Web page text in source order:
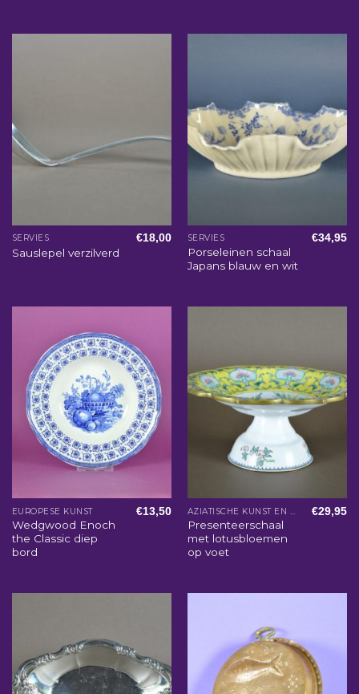
SERVIES
Sauslepel verzilverd
€18,00 SERVIES
Porseleinen schaal
Japans blauw en wit
€34,95
EUROPESE KUNST
Wedgwood Enoch
the Classic diep
bord
€13,50
Presenteerschaal
met lotusbloemen
op voet
€29,95